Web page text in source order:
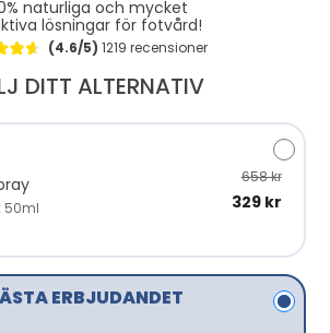
naturliga och mycket
lösningar för fotvård!
(4.6/5) 1219 recensioner
DITT ALTERNATIV
50ml
658 kr
329 kr
ERBJUDANDET